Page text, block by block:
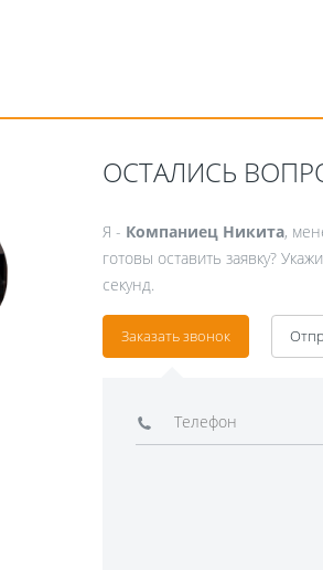
ОСТАЛИСЬ
Я - Компаниец Никита,
готовы оставить заявку?
секунд.
Заказать звонок